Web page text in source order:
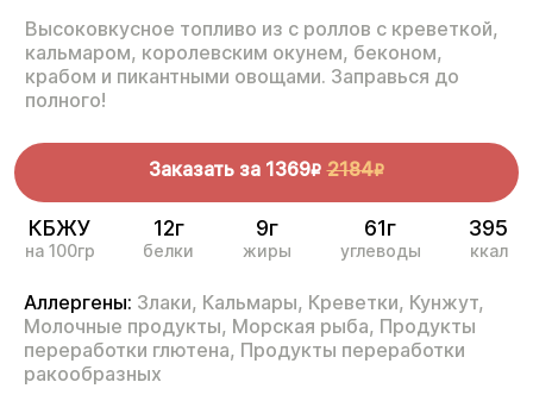
Высоковкусное топливо из с роллов с креветкой,
кальмаром, королевским окунем, беконом,
крабом и пикантными овощами. Заправься до
полного!
Заказать за 1369R 2184R
КБЖУ
на 100гр
12г
белки
9г
жиры
61г
углеводы
395
ккал
Аллергены: Злаки, Кальмары, Креветки, Кунжут,
Молочные продукты, Морская рыба, Продукты
переработки глютена, Продукты переработки
ракообразных